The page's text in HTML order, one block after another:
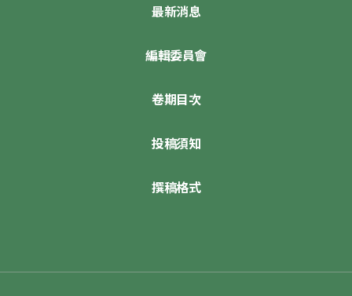
最新消息
編輯委員會
卷期目次
投稿須知
撰稿格式